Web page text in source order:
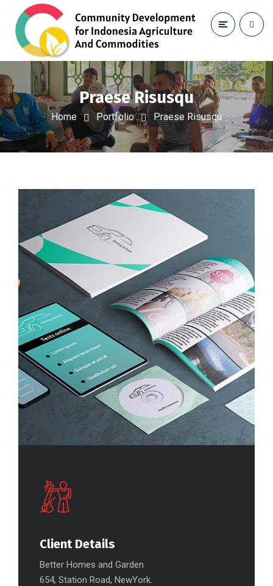
Praese Risusqu
Home Portfolio Praese Risusqu
Client Details
Better Homes and Garden
654, Station Road, NewYork.